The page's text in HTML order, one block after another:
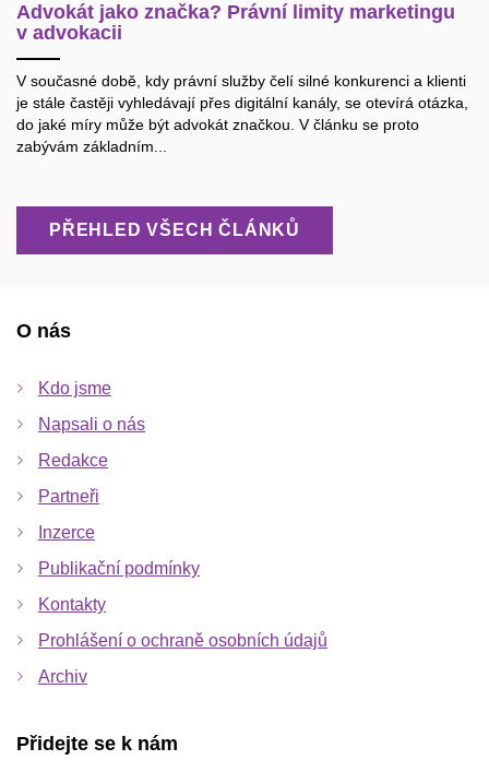
Advokát jako značka? Právní limity marketingu
v advokacii
V současné době, kdy právní služby čelí silné konkurenci a klienti
je stále častěji vyhledávají přes digitální kanály, se otevírá otázka,
do jaké míry může být advokát značkou. V článku se proto
zabývám základním...
PŘEHLED VŠECH ČLÁNKŮ
O nás
Kdo jsme
Napsali o nás
Redakce
Partneři
Inzerce
Publikační podmínky
Kontakty
Prohlášení o ochraně osobních údajů
Archiv
Přidejte se k nám